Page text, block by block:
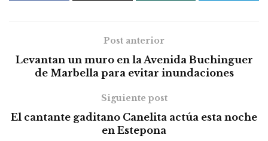
Post anterior
Levantan un muro en la Avenida Buchinguer
de Marbella para evitar inundaciones
Siguiente post
El cantante gaditano Canelita actúa esta noche
en Estepona